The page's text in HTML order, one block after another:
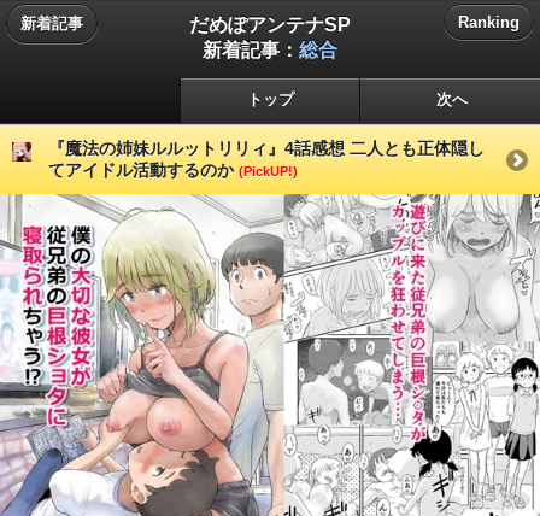
新着記事
だめぽアンテナSP
新着記事： 総合
Ranking
トップ 次へ
『魔法の姉妹ルルットリリィ』4話感想 二人とも正体隠し
てアイドル活動するのか (PickUP!)